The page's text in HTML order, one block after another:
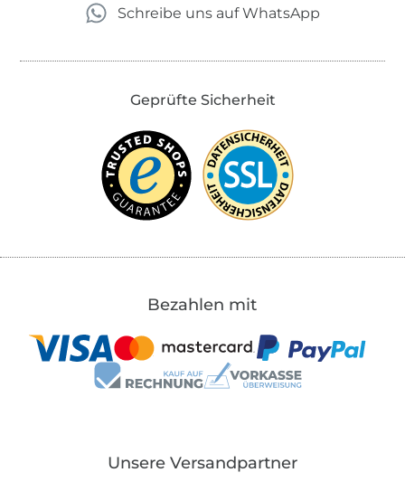
Schreibe uns auf WhatsApp
Geprüfte Sicherheit
Bezahlen mit
Unsere Versandpartner